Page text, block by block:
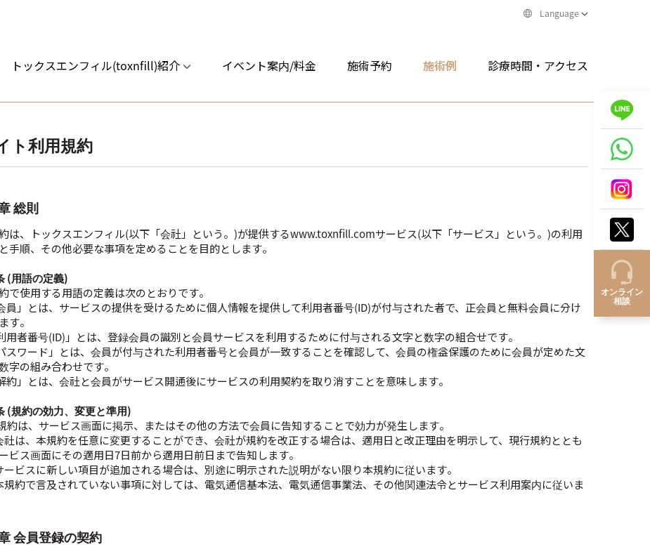
Language
トックスエンフィル(toxnfill)紹介 イベント案内/料金 施術予約 施術例 診療時間・アクセス
ト利用規約
総則
は、トックスエンフィル(以下「会社」という。)が提供するwww.toxnfill.comサービス(以下「サービス」という。)の利用
手順、その他必要な事項を定めることを目的とします。
(用語の定義)
で使用する用語の定義は次のとおりです。
員」とは、サービスの提供を受けるために個人情報を提供して利用者番号(ID)が付与された者で、正会員と無料会員に分け
す。
用者番号(ID)」とは、登録会員の識別と会員サービスを利用するために付与される文字と数字の組合せです。
スワード」とは、会員が付与された利用者番号と会員が一致することを確認して、会員の権益保護のために会員が定めた文
字の組み合わせです。
約」とは、会社と会員がサービス開通後にサービスの利用契約を取り消すことを意味します。
(規約の効力、変更と準用)
約は、サービス画面に掲示、またはその他の方法で会員に告知することで効力が発生します。
社は、本規約を任意に変更することができ、会社が規約を改正する場合は、適用日と改正理由を明示して、現行規約ととも
ビス画面にその適用日7日前から適用日前日まで告知します。
ービスに新しい項目が追加される場合は、別途に明示された説明がない限り本規約に従います。
規約で言及されていない事項に対しては、電気通信基本法、電気通信事業法、その他関連法令とサービス利用案内に従いま
会員登録の契約
オンライン
相談